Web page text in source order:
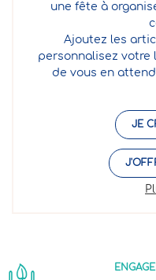
une fête à
Ajoutez les
personnalisez
de vous en
JE